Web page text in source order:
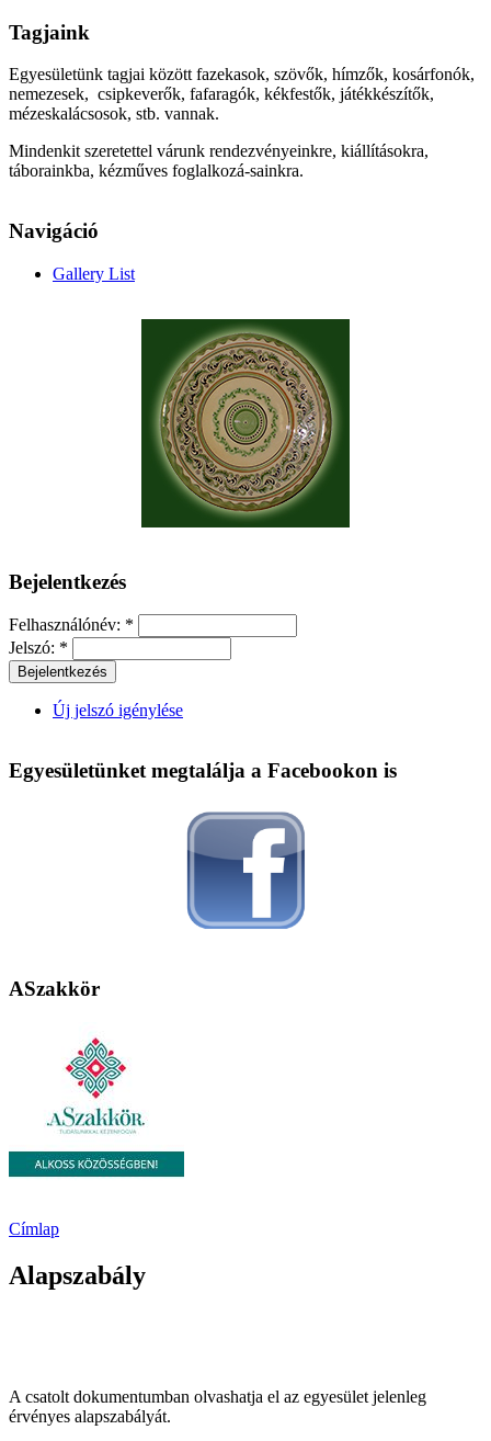
Tagjaink
Egyesületünk tagjai között fazekasok, szövők, hímzők, kosárfonók,
nemezesek, csipkeverők, fafaragók, kékfestők, játékkészítők,
mézeskalácsosok, stb. vannak.
Mindenkit szeretettel várunk rendezvényeinkre, kiállításokra,
táborainkba, kézműves foglalkozá-sainkra.
Navigáció
Gallery List
Bejelentkezés
Felhasználónév: *
Jelszó: *
Új jelszó igénylése
Egyesületünket megtalálja a Facebookon is
ASzakkör
Címlap
Alapszabály
A csatolt dokumentumban olvashatja el az egyesület jelenleg
érvényes alapszabályát.